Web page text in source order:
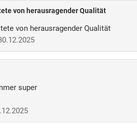
von herausragender Qualität
von herausragender Qualität
super